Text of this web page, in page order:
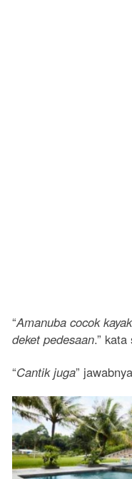
“Amanuba cocok
deket pedesaan.”
“Cantik juga”